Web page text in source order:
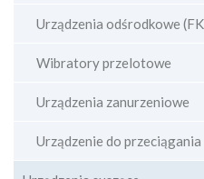
Urządzenia odśrodkowe
Wibratory przelotowe
Urządzenia zanurzeniowe
Urządzenie do przeciągania